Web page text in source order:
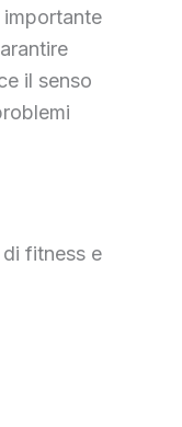
importante
il senso
fitness e